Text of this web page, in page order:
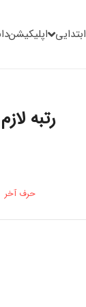
ابتدایی اپلیکیشن
رتبه
حرف آخر